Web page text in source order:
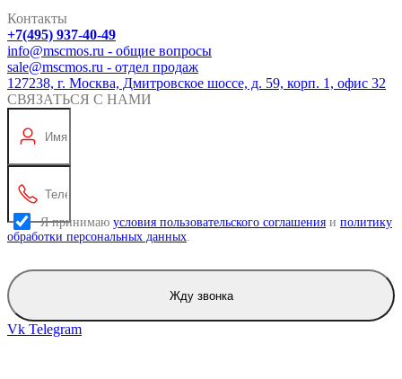
Контакты
+7(495) 937-40-49
info@mscmos.ru - общие вопросы
sale@mscmos.ru - отдел продаж
127238, г. Москва, Дмитровское шоссе, д. 59, корп. 1, офис 32
СВЯЗАТЬСЯ С НАМИ
Я принимаю условия пользовательского соглашения и политику
обработки персональных данных.
Жду звонка
Vk Telegram